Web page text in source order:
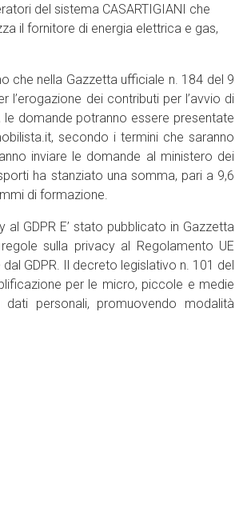
del sistema CASARTIGIANI che
il fornitore di energia elettrica e gas,
che nella Gazzetta ufficiale n. 184 del 9
dei contributi per l’avvio di
domande potranno essere presentate
secondo i termini che saranno
inviare le domande al ministero dei
ha stanziato una somma, pari a 9,6
di formazione.
GDPR E’ stato pubblicato in Gazzetta
sulla privacy al Regolamento UE
GDPR. Il decreto legislativo n. 101 del
per le micro, piccole e medie
personali, promuovendo modalità